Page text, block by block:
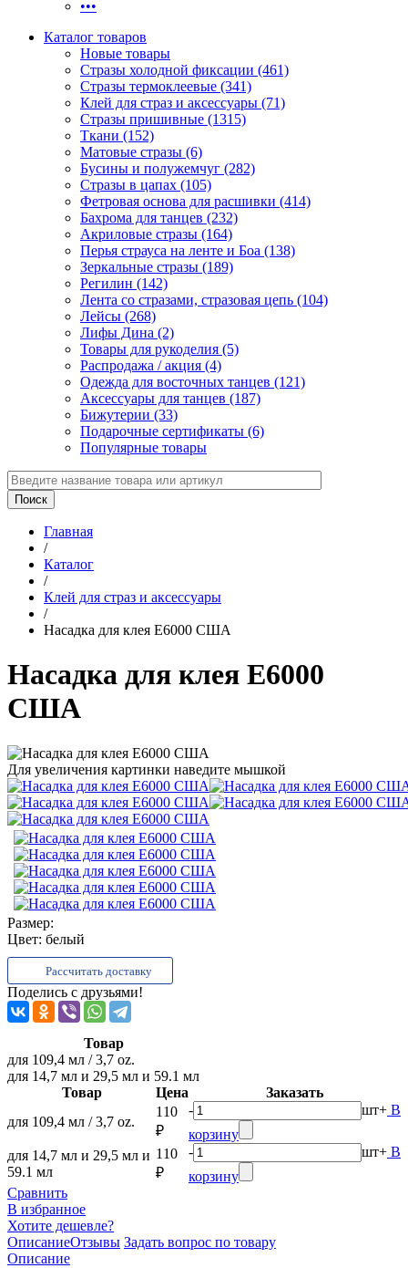
•••
Каталог товаров
Новые товары
Стразы холодной фиксации (461)
Стразы термоклеевые (341)
Клей для страз и аксессуары (71)
Стразы пришивные (1315)
Ткани (152)
Матовые стразы (6)
Бусины и полужемчуг (282)
Стразы в цапах (105)
Фетровая основа для расшивки (414)
Бахрома для танцев (232)
Акриловые стразы (164)
Перья страуса на ленте и Боа (138)
Зеркальные стразы (189)
Регилин (142)
Лента со стразами, стразовая цепь (104)
Лейсы (268)
Лифы Дина (2)
Товары для рукоделия (5)
Распродажа / акция (4)
Одежда для восточных танцев (121)
Аксессуары для танцев (187)
Бижутерии (33)
Подарочные сертификаты (6)
Популярные товары
Главная
/
Каталог
/
Клей для страз и аксессуары
/
Насадка для клея Е6000 США
Насадка для клея Е6000
США
Для увеличения картинки наведите мышкой
Размер:
Цвет: белый
Рассчитать доставку
Поделись с друзьями!
Товар
для 109,4 мл / 3,7 oz.
для 14,7 мл и 29,5 мл и 59.1 мл
Товар
Цена
Заказать
для 109,4 мл / 3,7 oz.
110
₽
- шт+ В
корзину
для 14,7 мл и 29,5 мл и
59.1 мл
110
₽
- шт+ В
корзину
Сравнить
В избранное
Хотите дешевле?
ОписаниеОтзывы Задать вопрос по товару
Описание